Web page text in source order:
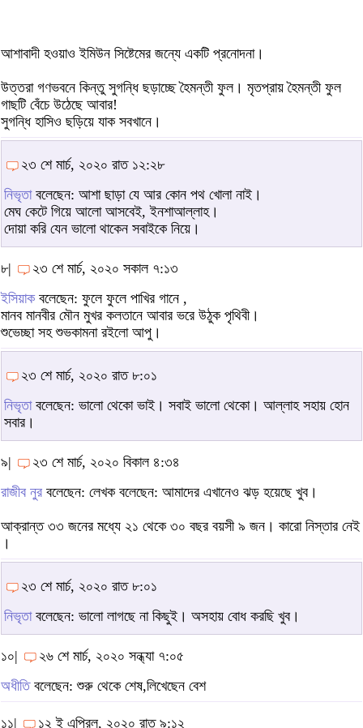
আশাবাদী হওয়াও ইমিউন সিষ্টেমের জন্যে একটি প্রনোদনা।
উত্তরা গণভবনে কিন্তু সুগন্ধি ছড়াচ্ছে হৈমন্তী ফুল। মৃতপ্রায় হৈমন্তী ফুল
গাছটি বেঁচে উঠেছে আবার!
সুগন্ধি হাসিও ছড়িয়ে যাক সবখানে।
২৩ শে মার্চ, ২০২০ রাত ১২:২৮
নিভৃতা বলেছেন: আশা ছাড়া যে আর কোন পথ খোলা নাই।
মেঘ কেটে গিয়ে আলো আসবেই, ইনশাআল্লাহ।
দোয়া করি যেন ভালো থাকেন সবাইকে নিয়ে।
৮|
২৩ শে মার্চ, ২০২০ সকাল ৭:১৩
ইসিয়াকবলেছেন: ফুলে ফুলে পাখির গানে ,
মানব মানবীর মৌন মুখর কলতানে আবার ভরে উঠুক পৃথিবী।
শুভেচ্ছা সহ শুভকামনা রইলো আপু।
২৩ শে মার্চ, ২০২০ রাত ৮:০১
নিভৃতা বলেছেন: ভালো থেকো ভাই। সবাই ভালো থেকো। আল্লাহ সহায় হোন
সবার।
৯|
২৩ শে মার্চ, ২০২০ বিকাল ৪:৩৪
রাজীব নুর বলেছেন: লেখক বলেছেন: আমাদের এখানেও ঝড় হয়েছে খুব।
আক্রান্ত ৩৩ জনের মধ্যে ২১ থেকে ৩০ বছর বয়সী ৯ জন। কারো নিস্তার নেই
।
২৩ শে মার্চ, ২০২০ রাত ৮:০১
নিভৃতা বলেছেন: ভালো লাগছে না কিছুই। অসহায় বোধ করছি খুব।
১০|
২৬ শে মার্চ, ২০২০ সন্ধ্যা ৭:০৫
অধীতিবলেছেন: শুরু থেকে শেষ,লিখেছেন বেশ
১১|
১২ ই এপ্রিল, ২০২০ রাত ৯:১২